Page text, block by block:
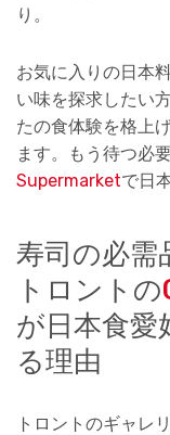
り。
お気に入りの日本
い味を探求したい方
たの食体験を格上
ます。もう待つ必
Supermarketで日
寿司の必需
トロントの
が日本食愛
る理由
トロントのギャレ